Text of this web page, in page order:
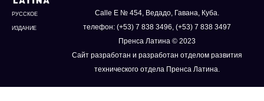
РУССКОЕ
ИЗДАНИЕ
Calle E № 454, Ведадо, Гавана, Куба.
телефон: (+53) 7 838 3496, (+53) 7 838 3497
Пренса Латина © 2023
Сайт разработан и разработан отделом развития
технического отдела Пренса Латина.